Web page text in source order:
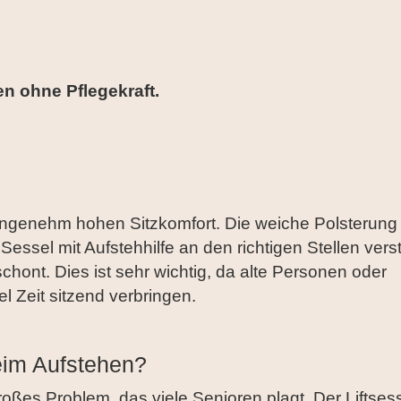
ohne Pflegekraft.
hohen Sitzkomfort. Die weiche Polsterung
mit Aufstehhilfe an den richtigen Stellen
Dies ist sehr wichtig, da alte Personen oder
Zeit sitzend verbringen.
Aufstehen?